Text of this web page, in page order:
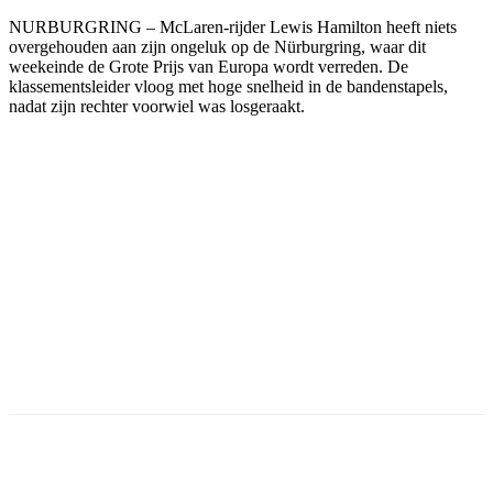
NURBURGRING – McLaren-rijder Lewis Hamilton heeft niets
overgehouden aan zijn ongeluk op de Nürburgring, waar dit
weekeinde de Grote Prijs van Europa wordt verreden. De
klassementsleider vloog met hoge snelheid in de bandenstapels,
nadat zijn rechter voorwiel was losgeraakt.